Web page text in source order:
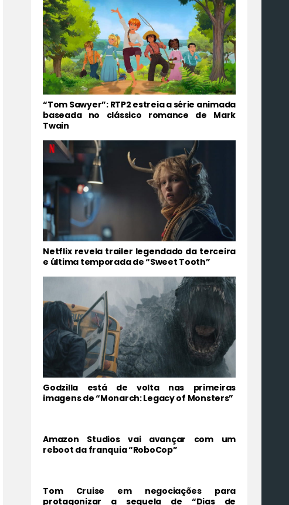
“Tom Sawyer”: RTP2 estreia a série animada
baseada no clássico romance de Mark
Twain
Netflix revela trailer legendado da terceira
e última temporada de “Sweet Tooth”
Godzilla está de volta nas primeiras
imagens de “Monarch: Legacy of Monsters”
Amazon Studios vai avançar com um
reboot da franquia “RoboCop”
Tom Cruise em negociações para
protagonizar a sequela de “Dias de